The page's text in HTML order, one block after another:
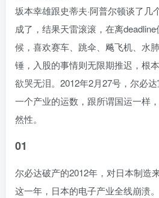
坂本幸雄跟史蒂夫·阿普尔顿谈了几
成了，结果天雷滚滚，在离
候，喜欢赛车、跳伞、飚飞机、水
锤，入股的事情则无限期推迟，根
欲哭无泪。2012年2月27号，尔必达
一个产业的运数，跟所谓国运一样
然性。
01
尔必达破产的2012年，对日本制造
这一年，日本的电子产业全线崩溃